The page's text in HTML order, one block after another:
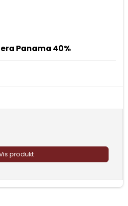
Panama 40%
produkt